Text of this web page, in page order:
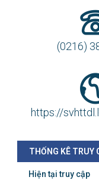
(0216)
https://
THỐNG KÊ TRUY
Hiện tại truy cập